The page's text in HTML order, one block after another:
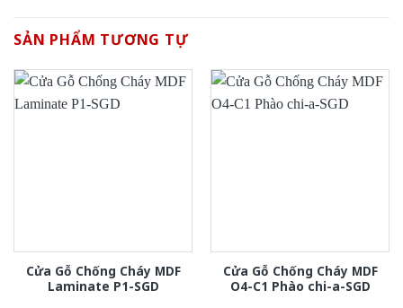
SẢN PHẨM TƯƠNG TỰ
Cửa Gỗ Chống Cháy MDF
Laminate P1-SGD
Cửa Gỗ Chống Cháy MDF
O4-C1 Phào chi-a-SGD